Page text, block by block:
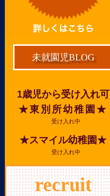
未就園児BLOG
1歳児から受け入れ可
★東別所幼稚園★
受け入れ中
★スマイル幼稚園★
受け入れ中
recruit